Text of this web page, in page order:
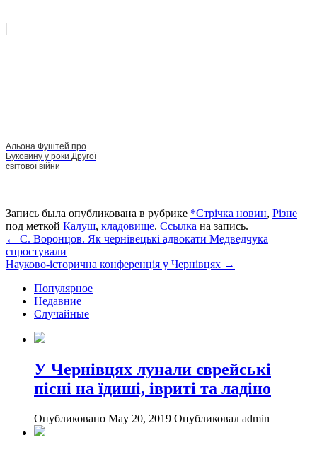
Альона Фуштей про
Буковину у роки Другої
світової війни
Запись была опубликована в рубрике *Стрічка новин, Різне
под меткой Калуш, кладовище. Ссылка на запись.
Навигация
← С. Воронцов. Як чернівецькі адвокати Медведчука
спростували
Науково-історична конференція у Чернівцях →
Популярное
Недавние
Случайные
У Чернівцях лунали єврейські
пісні на їдиші, івриті та ладіно
Опубликовано May 20, 2019 Опубликовал admin